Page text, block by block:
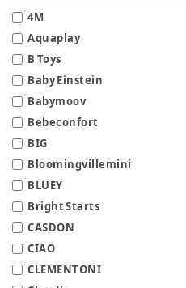
4M
Aquaplay
B Toys
Baby Einstein
Babymoov
Bebeconfort
BIG
Bloomingvillemini
BLUEY
Bright Starts
CASDON
CIAO
CLEMENTONI